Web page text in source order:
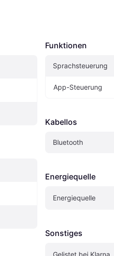
Funktionen
Sprachsteuerung
App-Steuerung
Kabellos
Bluetooth
Energiequelle
Energiequelle
Sonstiges